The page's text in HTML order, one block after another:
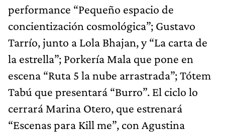
performance “Pequeño espacio de
concientización cosmológica”; Gustavo
Tarrío, junto a Lola Bhajan, y “La carta de
la estrella”; Porkería Mala que pone en
escena “Ruta 5 la nube arrastrada”; Tótem
Tabú que presentará “Burro”. El ciclo lo
cerrará Marina Otero, que estrenará
“Escenas para Kill me”, con Agustina